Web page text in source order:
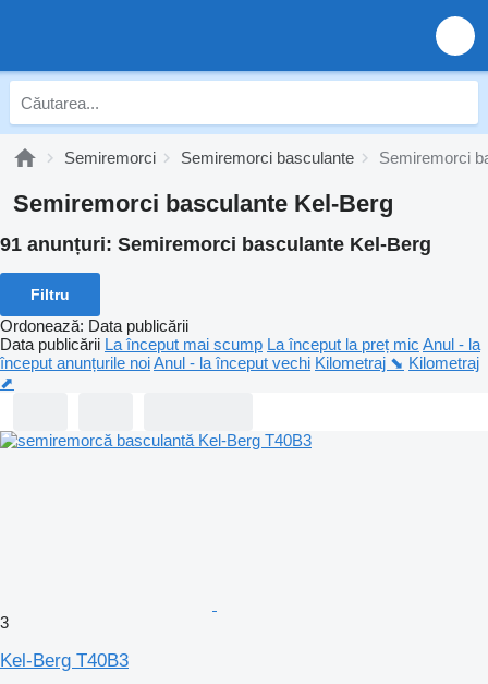
Semiremorci Semiremorci basculante Semiremorci
Semiremorci basculante Kel-Berg
91 anunțuri: Semiremorci basculante Kel-Berg
Filtru
Ordonează: Data publicării
Data publicării La început mai scump La început la preț mic Anul - la
început anunțurile noiAnul - la început vechi Kilometraj ⬊ Kilometraj
⬈
3
Kel-Berg T40B3